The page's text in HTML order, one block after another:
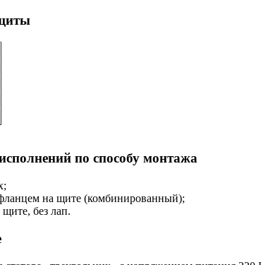
по способу монтажа
на щите (комбинированный);
без лап.